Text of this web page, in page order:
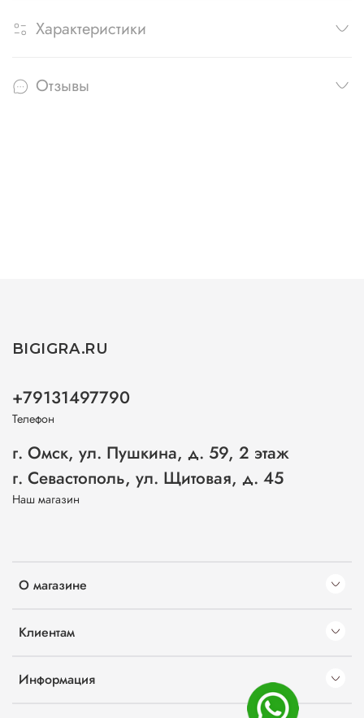
Характеристики
Отзывы
О магазине
Клиентам
Информация
BIGIGRA.RU
+79131497790
Телефон
г. Омск, ул. Пушкина, д. 59, 2 этаж
г. Севастополь, ул. Щитовая, д. 45
Наш магазин